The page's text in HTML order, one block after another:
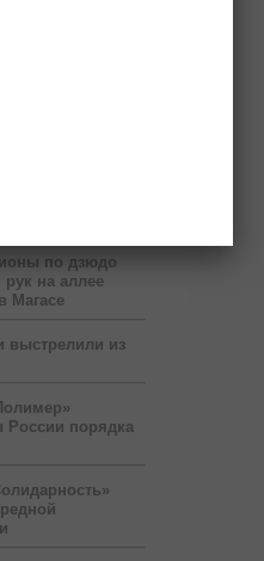
по дзюдо
рук на аллее
Магасе
выстрелили из
России порядка